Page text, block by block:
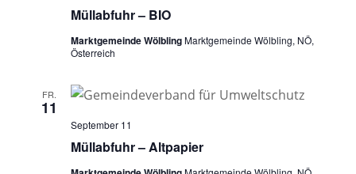
Müllabfuhr – BIO
Marktgemeinde WölblingMarktgemeinde Wölbling, NÖ,
Österreich
FR.
11
Müllabfuhr – Altpapier
September 11